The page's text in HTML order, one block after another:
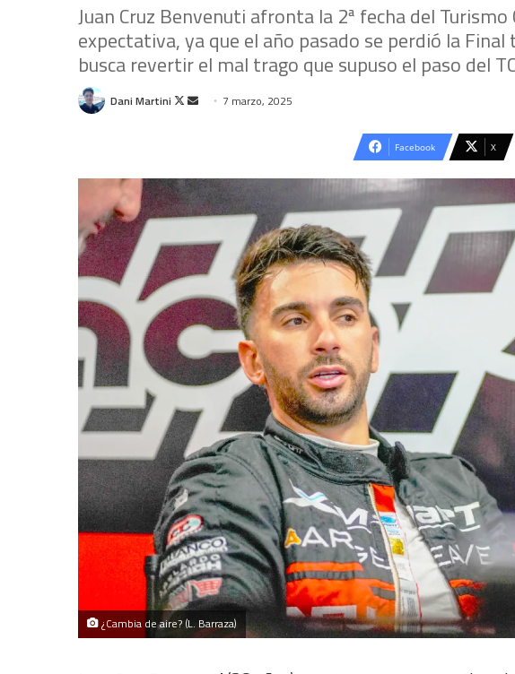
Juan Cruz Benvenuti afronta la 2ª fecha del
expectativa, ya que el año pasado se perdió la
busca revertir el mal trago que supuso el paso del
Dani Martini
Follow
Send 7 marzo, 2025
Facebook X
¿Cambia de aire? (L. Barraza)